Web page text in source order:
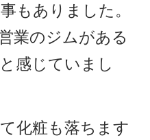
もありました。
業のジムがある
感じていまし
化粧も落ちます